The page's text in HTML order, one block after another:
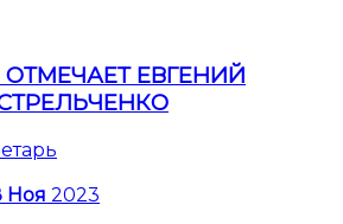
ЕВГЕНИЙ
Ноя 2023